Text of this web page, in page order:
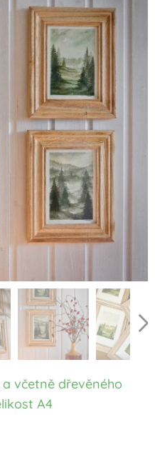
rámech s paspartou
A4
a včetně dřevěného
A4